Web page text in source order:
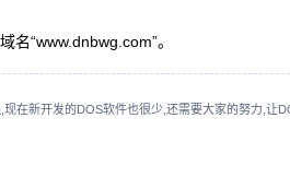
“www.dnbwg.com”。
在新开发的DOS软件也很少,还需要大家的努力,让